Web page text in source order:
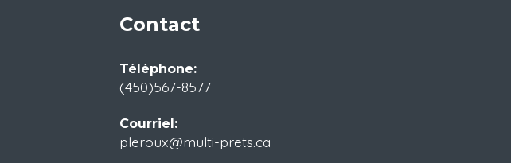
Contact
Téléphone:
(450)567-8577
Courriel:
pleroux@multi-prets.ca